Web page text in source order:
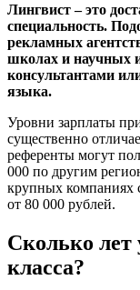
Лингвист – это
специальность.
рекламных
школах и научных
консультантами
языка.
Уровни зарплаты
существенно
референты могут
000 по другим
крупных компаниях
от 80 000 рублей.
Сколько лет
класса?